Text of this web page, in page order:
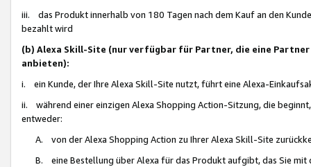
iii. das Produkt innerhalb von 180 Tagen nach dem Kauf an den
bezahlt wird
(b) Alexa Skill-Site (nur verfügbar für Partner, die eine
anbieten):
i. ein Kunde, der Ihre Alexa Skill-Site nutzt, führt eine Alexa-
ii. während einer einzigen Alexa Shopping Action-Sitzung, die
entweder:
A. von der Alexa Shopping Action zu Ihrer Alexa Skill-Site
B. eine Bestellung über Alexa für das Produkt aufgibt, das Sie mit